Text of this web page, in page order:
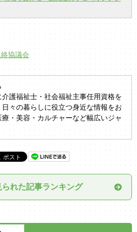
協議会
護福祉士・社会福祉主事任用資格を
々の暮らしに役立つ身近な情報をお
・美容・カルチャーなど幅広いジャ
れた記事ランキング